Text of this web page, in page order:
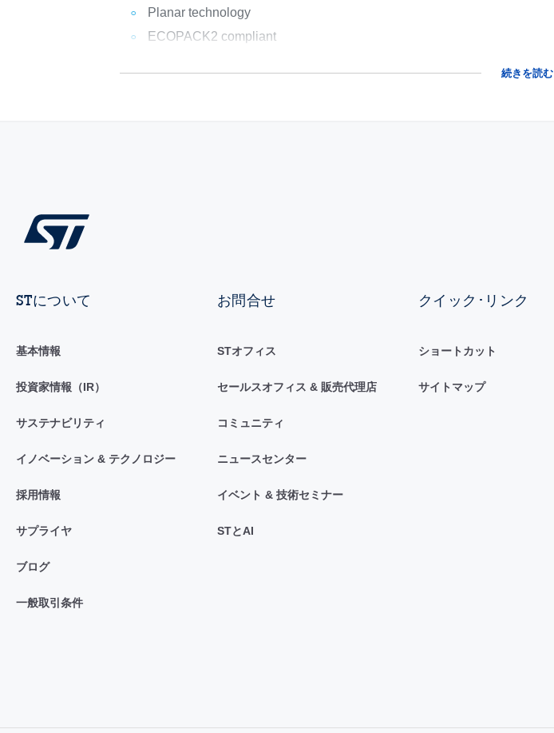
Planar technology
ECOPACK2 compliant
続きを読む
STについて
基本情報
投資家情報（IR）
サステナビリティ
イノベーション & テクノロジー
採用情報
サプライヤ
ブログ
一般取引条件
お問合せ
STオフィス
セールスオフィス & 販売代理店
コミュニティ
ニュースセンター
イベント & 技術セミナー
STとAI
クイック･リンク
ショートカット
サイトマップ